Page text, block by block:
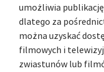
umożliwia
dlatego za
można uzyskać
filmowych i
zwiastunów lub